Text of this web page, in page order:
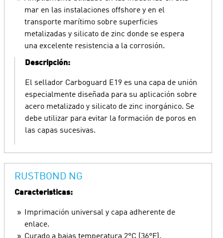
mar en las instalaciones offshore y en el
transporte marítimo sobre superficies
metalizadas y silicato de zinc donde se espera
una excelente resistencia a la corrosión.
Descripción:
El sellador Carboguard E19 es una capa de unión
especialmente diseñada para su aplicación sobre
acero metalizado y silicato de zinc inorgánico. Se
debe utilizar para evitar la formación de poros en
las capas sucesivas.
RUSTBOND NG
Caracteristicas:
Imprimación universal y capa adherente de
enlace.